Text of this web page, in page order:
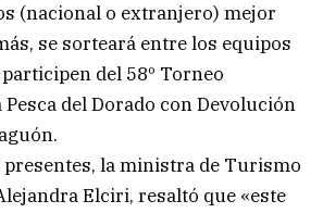
(nacional o extranjero) mejor
se sorteará entre los equipos
del 58º Torneo
Pesca del Dorado con Devolución
la ministra de Turismo
Elciri, resaltó que «este